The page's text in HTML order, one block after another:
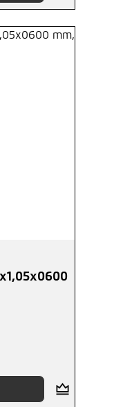
von 5 von 5